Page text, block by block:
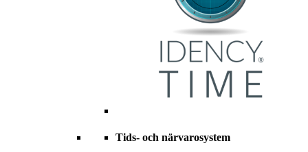
Tids- och närvarosystem